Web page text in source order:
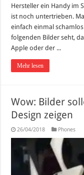
Hersteller ein Handy im
ist noch untertrieben.
einfach einmal
folgenden Bilder seht,
Apple oder der ...
Mehr lesen
Wow: Bilder
Design zeigen
26/04/2018 Phones